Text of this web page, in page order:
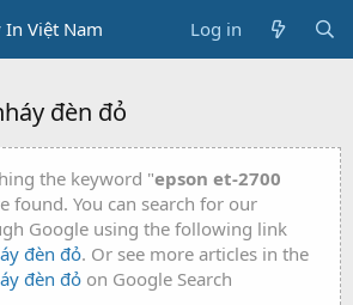
Việt Nam Log in
đèn đỏ
the keyword "epson et-2700
found. You can search for our
Google using the following link
đèn đỏ. Or see more articles in the
đèn đỏ on Google Search